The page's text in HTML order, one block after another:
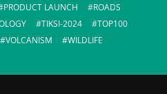
PRODUCT LAUNCH
ROADS
TIKSI-2024
TOP100
VOLCANISM WILDLIFE